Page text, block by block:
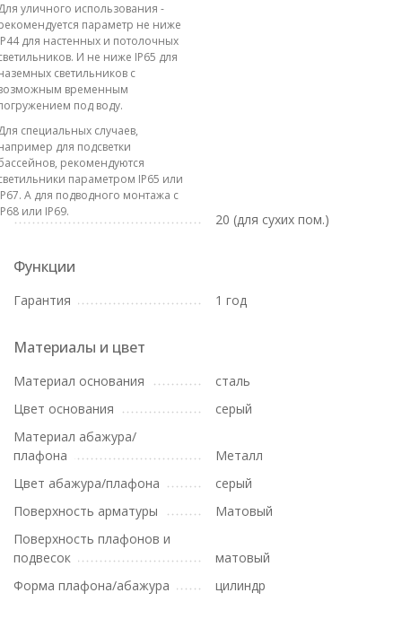
уличного использования -
параметр не ниже
для настенных и потолочных
И не ниже IP65 для
светильников с
временным
под воду.
специальных случаев,
для подсветки
рекомендуются
параметром IP65 или
А для подводного монтажа с
или IP69.
20 (для сухих пом.)
Функции
Гарантия 1 год
Материалы и цвет
Материал основания
сталь
Цвет основания
серый
Материал абажура/
плафона
Металл
Цвет абажура/плафона
серый
Поверхность арматуры
Матовый
Поверхность плафонов и
подвесок
матовый
Форма плафона/абажура
цилиндр